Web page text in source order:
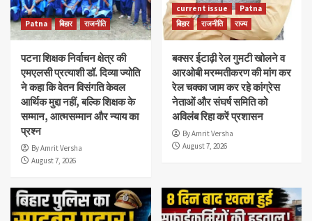
Patna बिहार राजनीति
पटना शिक्षक निर्वाचन क्षेत्र की
एमएलसी प्रत्याशी डॉ. दिव्या ज्योति
ने कहा कि वेतन विसंगति केवल
आर्थिक मुद्दा नहीं, बल्कि शिक्षक के
सम्मान, आत्मसम्मान और न्याय का
प्रश्न
By Amrit Versha
August 7, 2026
current issue
Patna
बिहार
राजनीति राज्य
बक्सर ईटाढ़ी रेल गुमटी खोलने व
आरओबी मरम्मतीकरण की मांग कर
रेल चक्का जाम कर रहे कांग्रेस
नेताओं और संघर्ष समिति को
अविलंब रिहा करें प्रशासन
By Amrit Versha
August 7, 2026